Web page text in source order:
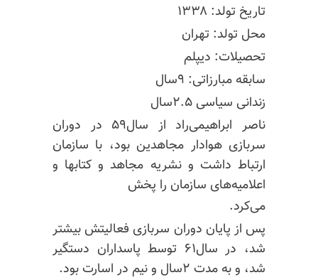
تاریخ تولد: ۱۳۳۸
محل تولد: تهران
تحصیلات: دیپلم
سابقه مبارزاتی: ۹سال
زندانی سیاسی ۲.۵سال
ناصر ابراهیمی‌راد از سال۵۹ در دوران
سربازی هوادار مجاهدین بود، با سازمان
ارتباط داشت و نشریه مجاهد و کتابها و
اعلامیه‌های سازمان را پخش
می‌کرد.
پس از پایان دوران سربازی فعالیتش بیشتر
شد، در سال۶۱ توسط پاسداران دستگیر
شد، و به مدت ۲سال و نیم در اسارت بود.